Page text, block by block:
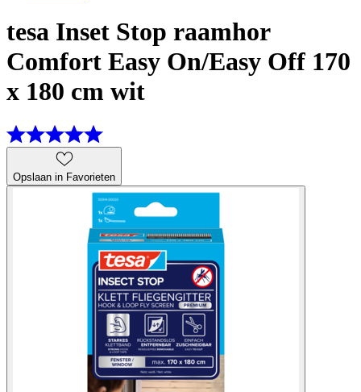
tesa Inset Stop raamhor
Comfort Easy On/Easy Off 170
x 180 cm wit
Opslaan in Favorieten